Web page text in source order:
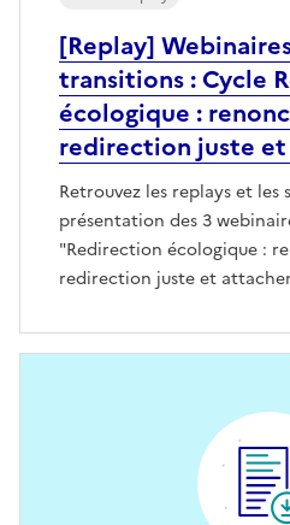
[Replay]
transitions : Cycle
écologique :
redirection juste
Retrouvez les replays et les
présentation des 3
"Redirection écologique :
redirection juste et